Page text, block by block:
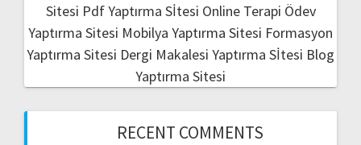
Sitesi Pdf Yaptırma Sİtesi Online Terapi Ödev
Yaptırma Sitesi Mobilya Yaptırma Sitesi Formasyon
Yaptırma Sitesi Dergi Makalesi Yaptırma Sİtesi Blog
Yaptırma Sitesi
RECENT COMMENTS